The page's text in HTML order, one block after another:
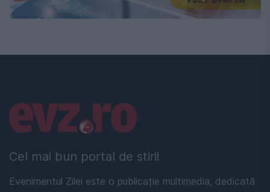
Cel mai bun portal de stiri!
Evenimentul Zilei este o publicație multimedia, dedicată
Linkuri utile